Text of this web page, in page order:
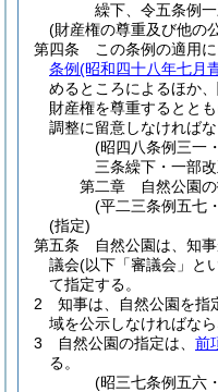
繰下、令五条例
(財産権の尊重及び他の
第四条
この条例の適用に
条例(昭和四十八年七月
めるところによるほか
財産権を尊重するとと
調整に留意しなければな
(昭四八条例三一
三条繰下・一部
第二章
自然公園
(平二三条例五七
(指定)
第五条
自然公園は、知
議会(以下「審議会」と
て指定する。
2
知事は、自然公園を指
域を公示しなければなら
3
自然公園の指定は、 前
る。
(昭三七条例五六